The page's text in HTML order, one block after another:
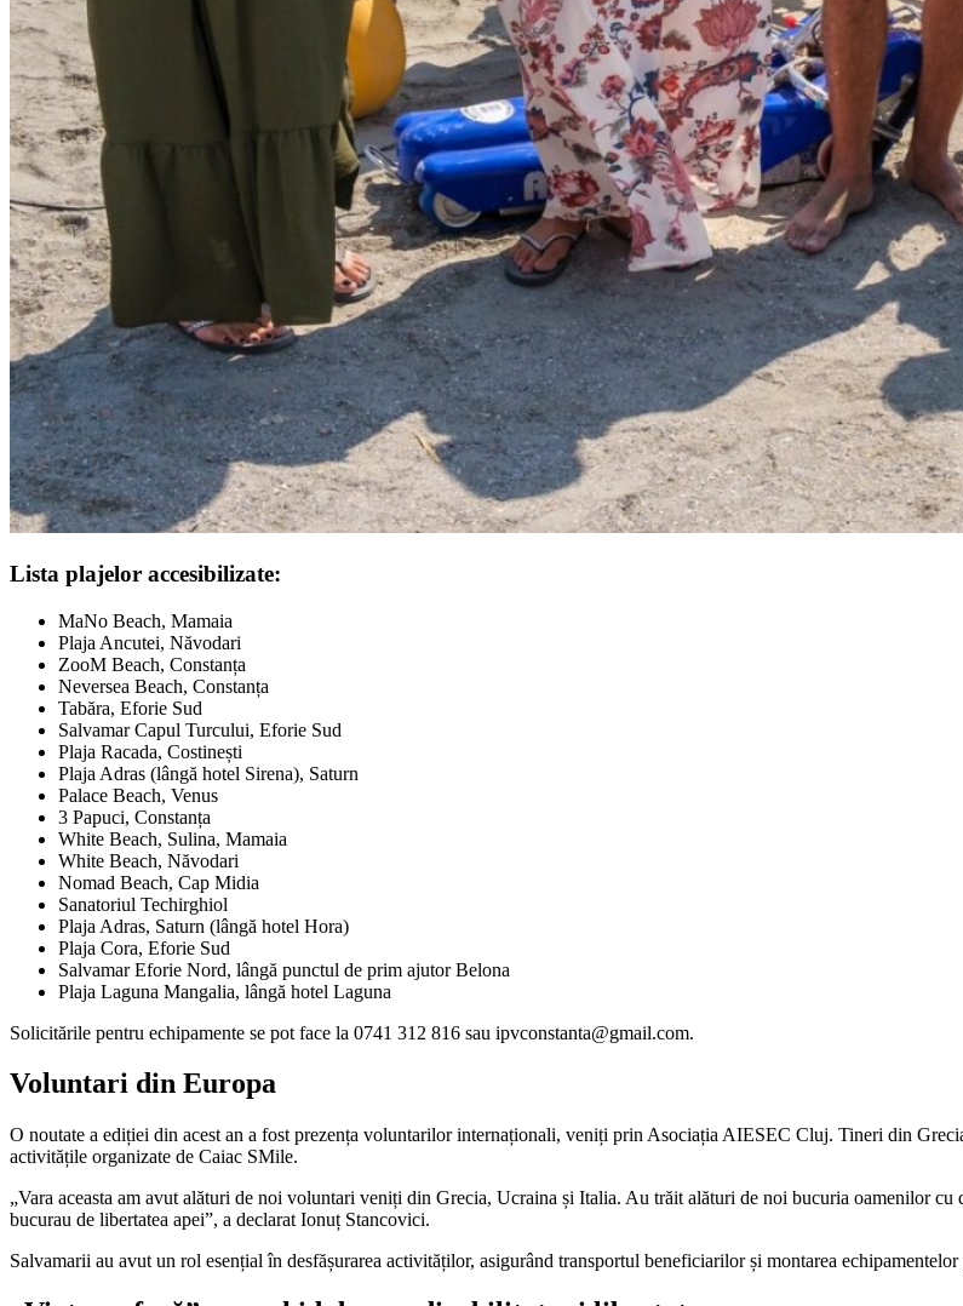
Lista plajelor accesibilizate:
MaNo Beach, Mamaia
Plaja Ancutei, Năvodari
ZooM Beach, Constanța
Neversea Beach, Constanța
Tabăra, Eforie Sud
Salvamar Capul Turcului, Eforie Sud
Plaja Racada, Costinești
Plaja Adras (lângă hotel Sirena), Saturn
Palace Beach, Venus
3 Papuci, Constanța
White Beach, Sulina, Mamaia
White Beach, Năvodari
Nomad Beach, Cap Midia
Sanatoriul Techirghiol
Plaja Adras, Saturn (lângă hotel Hora)
Plaja Cora, Eforie Sud
Salvamar Eforie Nord, lângă punctul de prim ajutor Belona
Plaja Laguna Mangalia, lângă hotel Laguna
Solicitările pentru echipamente se pot face la 0741 312 816 sau ipvconstanta@gmail.com.
Voluntari din Europa
O noutate a ediției din acest an a fost prezența voluntarilor internaționali, veniți prin Asociația AIESEC Cluj. Tineri din
activitățile organizate de Caiac SMile.
„Vara aceasta am avut alături de noi voluntari veniți din Grecia, Ucraina și Italia. Au trăit alături de noi bucuria oamenilor
bucurau de libertatea apei”, a declarat Ionuț Stancovici.
Salvamarii au avut un rol esențial în desfășurarea activităților, asigurând transportul beneficiarilor și montarea echipamentelor